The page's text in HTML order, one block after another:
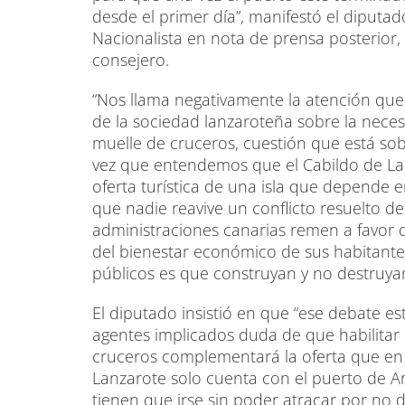
desde el primer día”, manifestó el
Nacionalista en nota de prensa
consejero.
“Nos llama negativamente la atención
de la sociedad lanzaroteña sobre la
muelle de cruceros, cuestión que está
vez que entendemos que el Cabildo de
oferta turística de una isla que depende
que nadie reavive un conflicto resuelto
administraciones canarias remen a favor
del bienestar económico de sus
públicos es que construyan y no
El diputado insistió en que “ese debate
agentes implicados duda de que
cruceros complementará la oferta que
Lanzarote solo cuenta con el puerto de
tienen que irse sin poder atracar por no